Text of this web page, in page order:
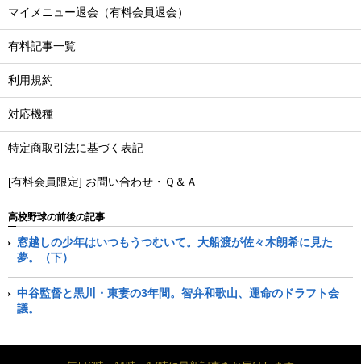
マイメニュー退会（有料会員退会）
有料記事一覧
利用規約
対応機種
特定商取引法に基づく表記
[有料会員限定] お問い合わせ・Ｑ＆Ａ
高校野球の前後の記事
窓越しの少年はいつもうつむいて。大船渡が佐々木朗希に見た
夢。（下）
中谷監督と黒川・東妻の3年間。智弁和歌山、運命のドラフト会
議。